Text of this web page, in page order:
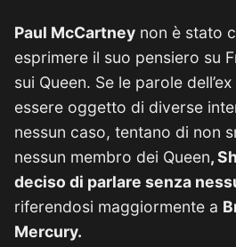
Paul McCartney non è stato
esprimere il suo pensiero su
sui Queen. Se le parole
essere oggetto di diverse
nessun caso, tentano di non
nessun membro dei Queen,
deciso di parlare senza
riferendosi maggiormente a
Mercury.